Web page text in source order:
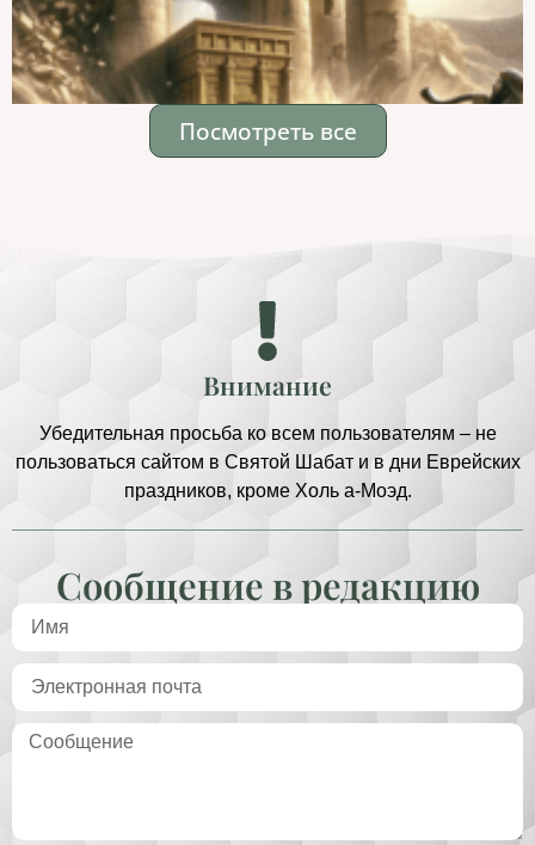
Посмотреть все
Внимание
Убедительная просьба ко всем пользователям – не
пользоваться сайтом в Святой Шабат и в дни Еврейских
праздников, кроме Холь а-Моэд.
Сообщение в редакцию